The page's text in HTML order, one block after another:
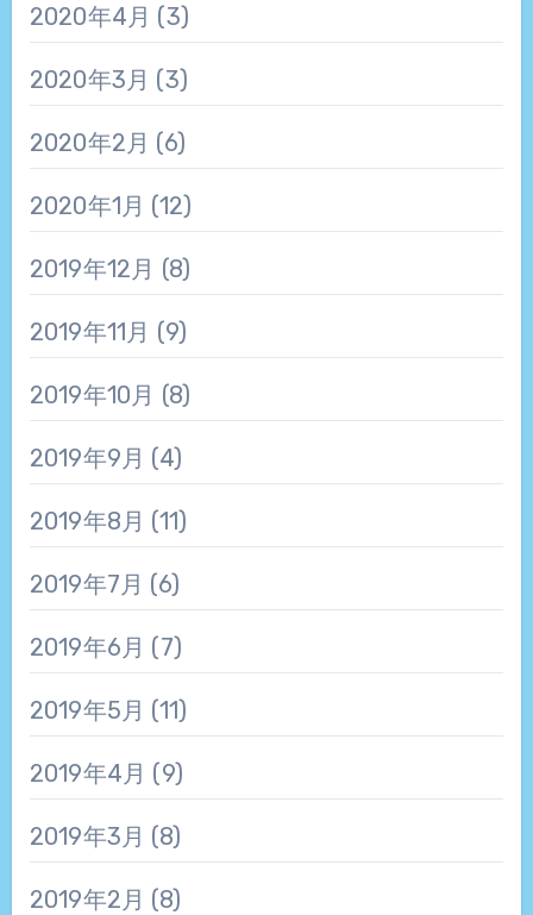
2020年4月 (3)
2020年3月 (3)
2020年2月 (6)
2020年1月 (12)
2019年12月 (8)
2019年11月 (9)
2019年10月 (8)
2019年9月 (4)
2019年8月 (11)
2019年7月 (6)
2019年6月 (7)
2019年5月 (11)
2019年4月 (9)
2019年3月 (8)
2019年2月 (8)